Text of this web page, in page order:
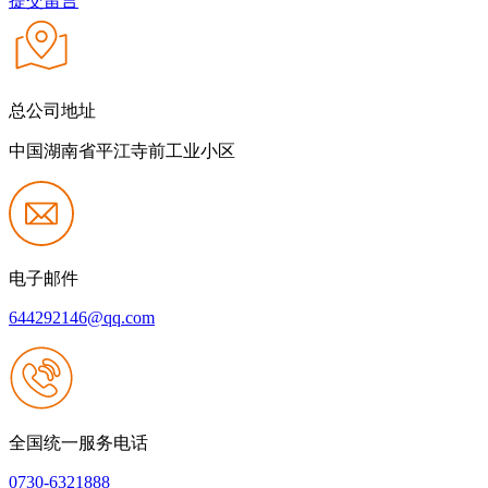
总公司地址
中国湖南省平江寺前工业小区
电子邮件
644292146@qq.com
全国统一服务电话
0730-6321888